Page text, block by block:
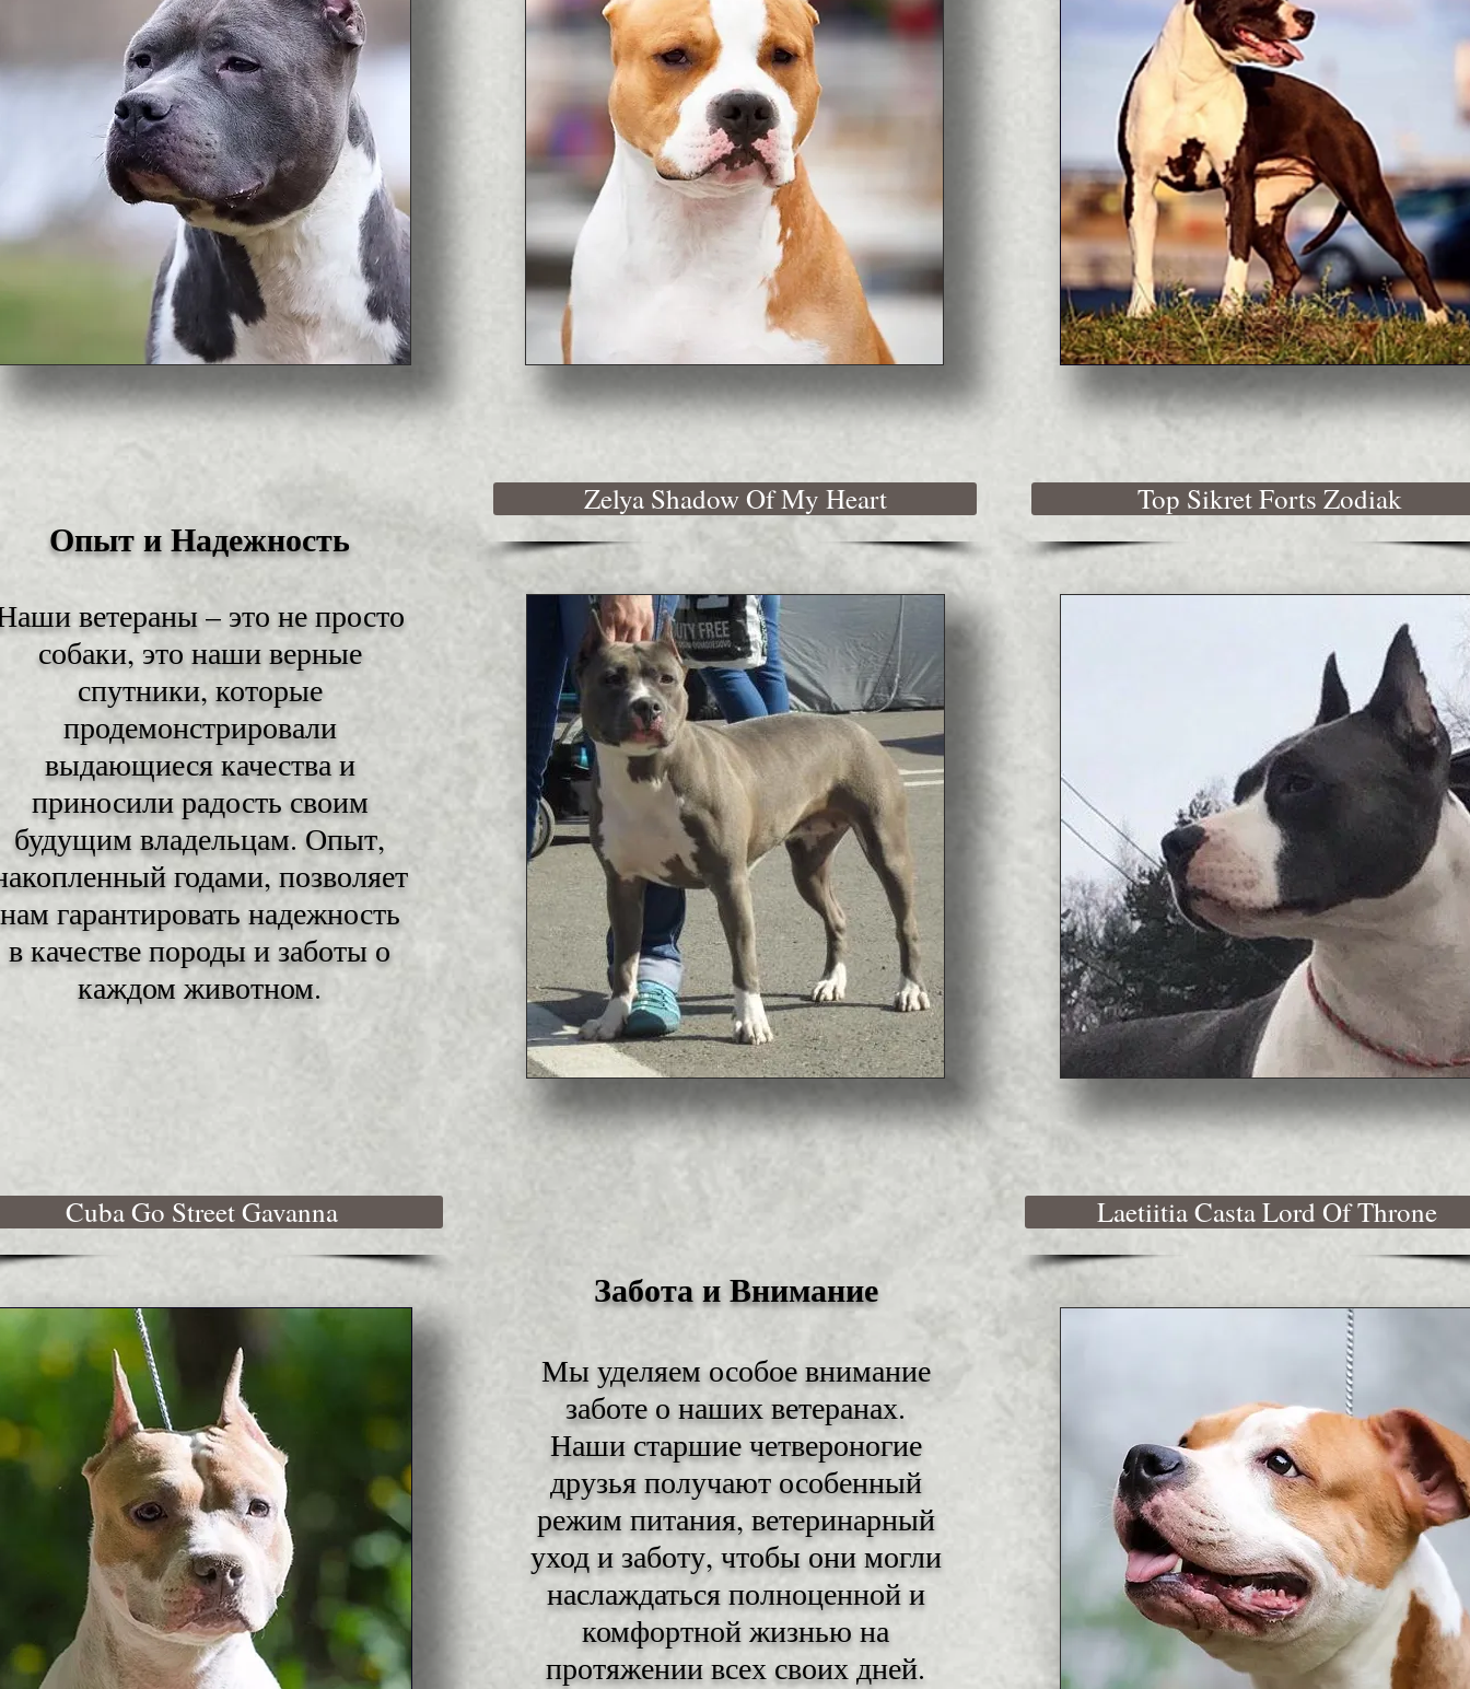
Опыт и Надежность
ветераны – это не просто
собаки, это наши верные
спутники, которые
продемонстрировали
выдающиеся качества и
приносили радость своим
будущим владельцам. Опыт,
годами, позволяет
нам гарантировать надежность
в качестве породы и заботы о
каждом животном.
Zelya Shadow Of My Heart Top Sikret Forts Zodiak
Cuba Go Street Gavanna Laetiitia Casta Lord Of Throne
Забота и Внимание
Мы уделяем особое внимание
заботе о наших ветеранах.
Наши старшие четвероногие
друзья получают особенный
режим питания, ветеринарный
уход и заботу, чтобы они могли
наслаждаться полноценной и
комфортной жизнью на
протяжении всех своих дней.